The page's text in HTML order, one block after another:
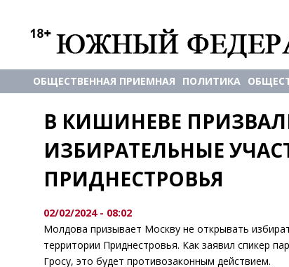
ОБЩЕСТВЕННАЯ ПРИЕМНАЯ ПОЛИТИКА
В КИШИНЕВЕ
ИЗБИРАТЕЛЬНЫЕ
ПРИДНЕСТРОВЬЯ
02/02/2024 - 08:02
Молдова призывает Москву не открывать
территории Приднестровья. Как заявил спикер
Гросу, это будет противозаконным действием.